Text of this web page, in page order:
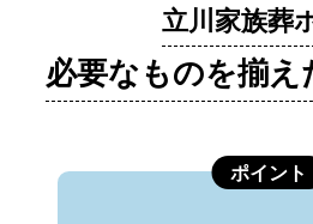
立川家族葬
必要なものを揃
ポイント